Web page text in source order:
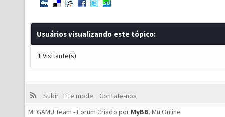
Usuários visualizando este tópico:
1 Visitante(s)
Subir Lite mode
Contate-nos
MEGAMU Team - Forum Criado por MyBB. Mu Online